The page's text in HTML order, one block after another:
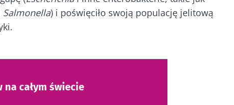
Salmonella) i poświęciło swoją populację jelitową
całym świecie